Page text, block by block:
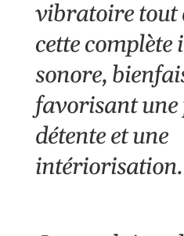
vibratoire tout
cette
sonore,
favorisant
détente et une
intériorisation.